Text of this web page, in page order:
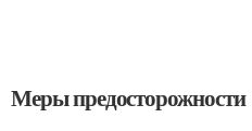
Меры предосторожности